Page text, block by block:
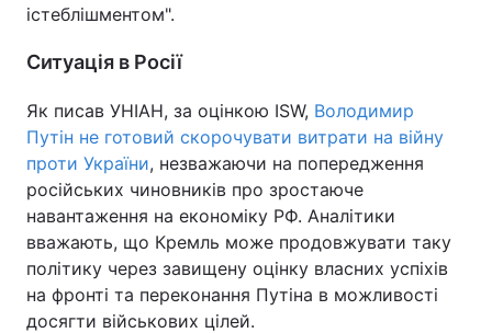
істеблішментом".
Ситуація в Росії
Як писав УНІАН, за оцінкою ISW, Володимир
Путін не готовий скорочувати витрати на війну
проти України, незважаючи на попередження
російських чиновників про зростаюче
навантаження на економіку РФ. Аналітики
вважають, що Кремль може продовжувати таку
політику через завищену оцінку власних успіхів
на фронті та переконання Путіна в можливості
досягти військових цілей.